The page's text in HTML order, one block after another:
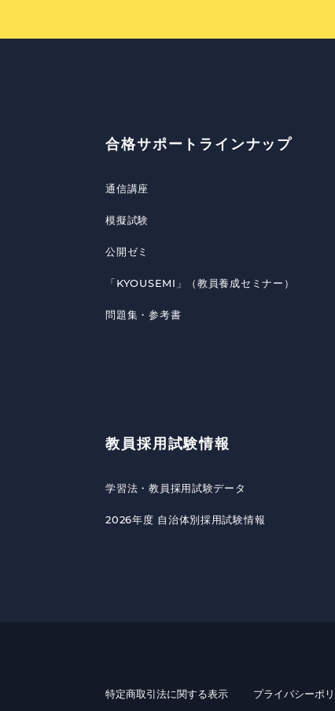
合格サポートラインナップ
通信講座
模擬試験
公開ゼミ
「KYOUSEMI」（教員養成セミナー）
問題集・参考書
教員採用試験情報
学習法・教員採用試験データ
2026年度 自治体別採用試験情報
特定商取引法に関する表示 プライバシーポ